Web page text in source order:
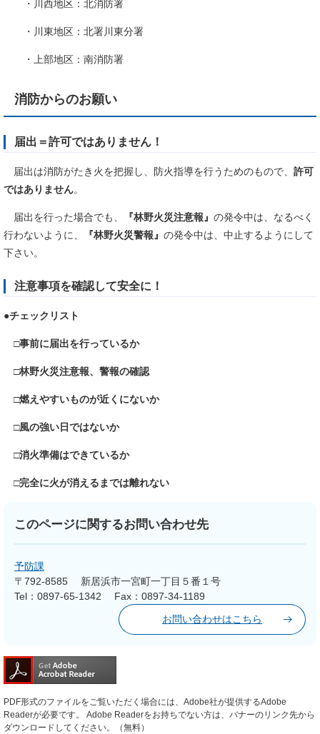
・川西地区：北消防署
・川東地区：北署川東分署
・上部地区：南消防署
消防からのお願い
届出＝許可ではありません！
届出は消防がたき火を把握し、防火指導を行うためのもので、 許可
ではありません。
届出を行った場合でも、 『林野火災注意報』 の発令中は、なるべく
行わないように、
『林野火災警報』 の発令中は、中止するようにして
下さい。
注意事項を確認して安全に！
●チェックリスト
​□事前に届出を行っているか
□林野火災注意報、警報の確認
□燃えやすいものが近くにないか
□風の強い日ではないか
□消火準備はできているか
□完全に火が消えるまでは離れない
このページに関するお問い合わせ先
予防課
〒792-8585
新居浜市一宮町一丁目５番１号
Tel：0897-65-1342
Fax：0897-34-1189
お問い合わせはこちら
PDF形式のファイルをご覧いただく場合には、Adobe社が提供するAdobe
Readerが必要です。
Adobe Readerをお持ちでない方は、バナーのリンク先から
ダウンロードしてください。（無料）